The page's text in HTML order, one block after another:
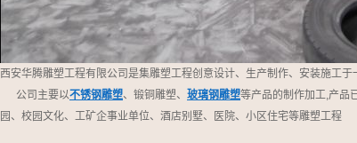
西安华腾雕塑工程有限公司是集雕塑工程创意设计、生产制作、安装施工于
公司主要以不锈钢雕塑、锻铜雕塑、 玻璃钢雕塑等产品的制作加工,产品
园、校园文化、工矿企事业单位、酒店别墅、医院、小区住宅等雕塑工程